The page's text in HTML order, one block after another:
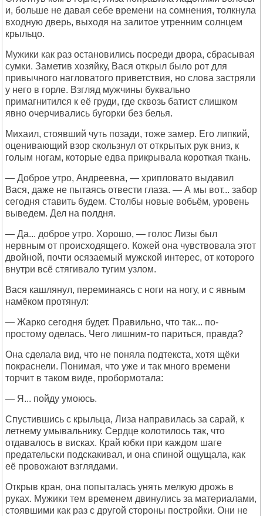
и, больше не давая себе времени на сомнения, толкнула
входную дверь, выходя на залитое утренним солнцем
крыльцо.
Мужики как раз остановились посреди двора, сбрасывая
сумки. Заметив хозяйку, Вася открыл было рот для
привычного нагловатого приветствия, но слова застряли
у него в горле. Взгляд мужчины буквально
примагнитился к её груди, где сквозь батист слишком
явно очерчивались бугорки без белья.
Михаил, стоявший чуть позади, тоже замер. Его липкий,
оценивающий взор скользнул от открытых рук вниз, к
голым ногам, которые едва прикрывала короткая ткань.
— Доброе утро, Андреевна, — хрипловато выдавил
Вася, даже не пытаясь отвести глаза. — А мы вот... забор
сегодня ставить будем. Столбы новые вобьём, уровень
выведем. Дел на полдня.
— Да... доброе утро. Хорошо, — голос Лизы был
нервным от происходящего. Кожей она чувствовала этот
двойной, почти осязаемый мужской интерес, от которого
внутри всё стягивало тугим узлом.
Вася кашлянул, переминаясь с ноги на ногу, и с явным
намёком протянул:
— Жарко сегодня будет. Правильно, что так... по-
простому оделась. Чего лишним-то париться, правда?
Она сделала вид, что не поняла подтекста, хотя щёки
покраснели. Понимая, что уже и так много времени
торчит в таком виде, пробормотала:
— Я... пойду умоюсь.
Спустившись с крыльца, Лиза направилась за сарай, к
летнему умывальнику. Сердце колотилось так, что
отдавалось в висках. Край юбки при каждом шаге
предательски подскакивал, и она спиной ощущала, как
её провожают взглядами.
Открыв кран, она попыталась унять мелкую дрожь в
руках. Мужики тем временем двинулись за материалами,
стоявшими как раз с другой стороны постройки. Они не